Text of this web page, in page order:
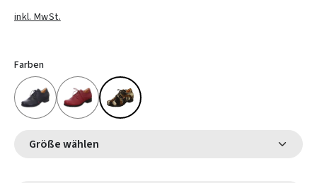
inkl. MwSt.
Farben
Größe wählen